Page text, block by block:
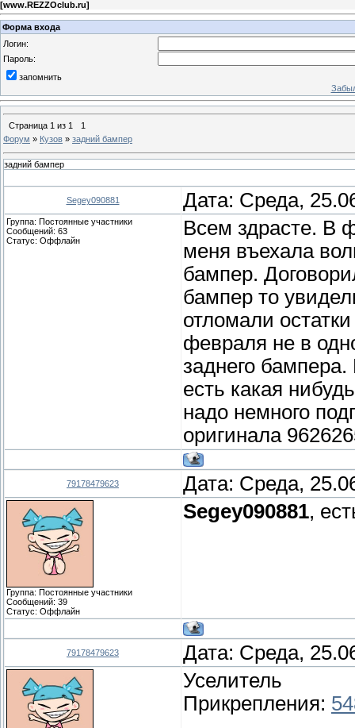
[www.REZZOclub.ru]
Форма входа
Логин:
Пароль:
запомнить
Страница 1 из 1
1
Форум » Кузов » задний бампер
задний бампер
Segey090881 Дата: Среда,
Группа: Постоянные участники
Сообщений: 63
Статус: Оффлайн
Всем здрасте. В
меня въехала
бампер.
бампер то
отломали
февраля не в
заднего
есть какая
надо немного
оригинала
79178479623 Дата: Среда,
Группа: Постоянные участники
Сообщений: 39
Статус: Оффлайн
Segey090881,
79178479623 Дата: Среда,
Уселитель
Прикрепления: